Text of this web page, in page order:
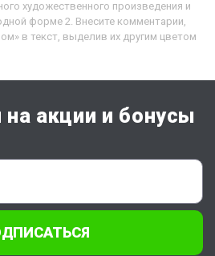
художественного произведения и
форме 2. Внесите комментарии,
в текст, выделив их другим цветом
на акции и бонусы